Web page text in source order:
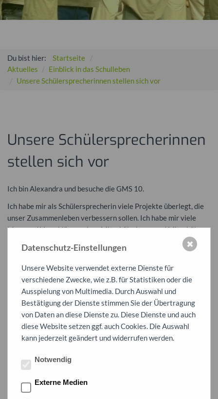
Du bist hier:
Startseite
Aktuelles
Einblick in das Schulleben
Unsere Schülersprecherinnen stellen sich vor
Unsere Schülersprecherinnen
stellen sich vor
Ich bin Alexandra und besuche die GMS 10.
Ich habe mir als Schülersprecherin viele Projekte überlegt, die
unser Zusammenleben verbessern sollen. Ich habe mir viele
Ideen und Vorschläge meiner Mitschülerinnen und Mitschüler
angehört und versuche mein Bestes, dass die Ideen umgesetzt
werden. Wir als Schülerinnen und Schüler können gemeinsam
mitentscheiden, wie unsere Schule sich weiterentwickelt.
Hallo, ich bin Mouna, bin in der 9. Klasse und bin die
Stellvertreterin der Schülersprecherin.
Als Stellvertreterin ist es mir wichtig, die Schulgemeinschaft zu
stärken und mich für die Bedürfnisse aller Schülerinnen und
Schüler einzusetzen. Ich möchte dafür sorgen, dass ihre
finden. Außerdem möchte ich Projekte unterstützen, die das
Miteinander verbessern und dabei helfen, die Schule zu einem
Ort zu machen, an dem sich alle wohlfühlen. Mein Ziel ist es,
Verantwortung zu übernehmen, zuverlässig zu sein und aktiv
Datenschutz-Einstellungen
Unsere Website verwendet externe Dienste für
verschiedene Zwecke, wie z.B. für Statistiken oder die
Ausspielung von Multimedia. Durch Auswahl und
Bestätigung der Dienste stimmen Sie der Übertragung
von Daten an diese Dienste zu. Diese Dienste und auch
diese Website setzen ggf. auch Cookies. Die Auswahl
kann jederzeit geändert und widerrufen werden.
Notwendig
Externe Medien
✖